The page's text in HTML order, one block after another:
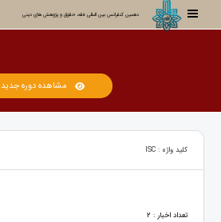
دهمین کنفرانس بین المللی فقه، حقوق و پژوهش های دینی
مشاهده دوره جدید
کلید واژه : ISC
تعداد اخبار : 2